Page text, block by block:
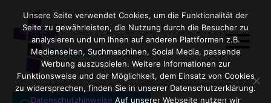
Search
SEARCH
Unsere Seite verwendet Cookies, um die Funktionalität der
Seite zu gewährleisten, die Nutzung durch die Besucher zu
analysieren und um Ihnen auf anderen Plattformen z.B.
Medienseiten, Suchmaschinen, Social Media, passende
Werbung auszuspielen. Weitere Informationen zur
Funktionsweise und der Möglichkeit, dem Einsatz von Cookies
zu widersprechen, finden Sie in unserer Datenschutzerklärung.
Datenschutzhinweise Auf unserer Webseite nutzen wir